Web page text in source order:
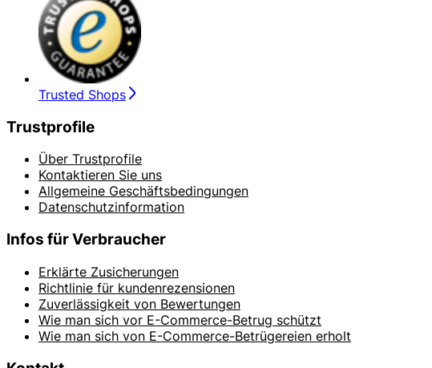
Trusted Shops
Trustprofile
Über Trustprofile
Kontaktieren Sie uns
Allgemeine Geschäftsbedingungen
Datenschutzinformation
Infos für Verbraucher
Erklärte Zusicherungen
Richtlinie für kundenrezensionen
Zuverlässigkeit von Bewertungen
Wie man sich vor E-Commerce-Betrug schützt
Wie man sich von E-Commerce-Betrügereien erholt